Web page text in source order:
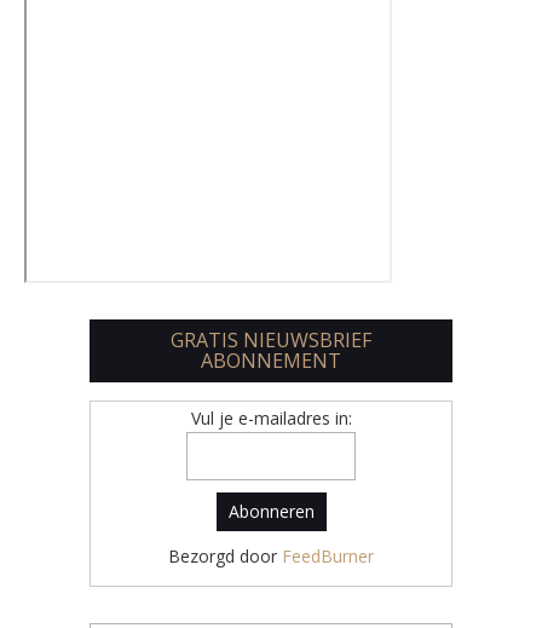
GRATIS NIEUWSBRIEF
ABONNEMENT
Vul je e-mailadres in:
Bezorgd door FeedBurner